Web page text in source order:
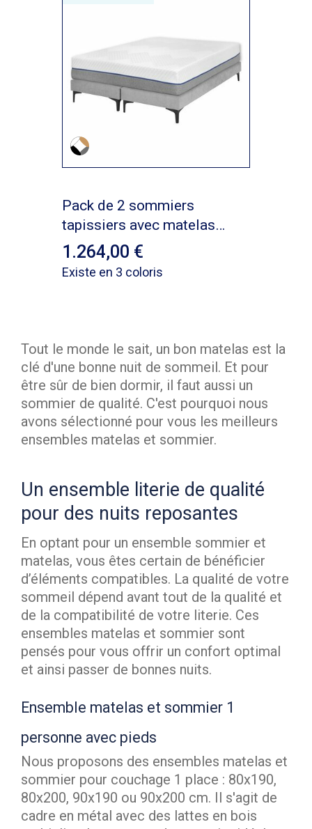
Pack de 2 sommiers
tapissiers avec matelas
Hiliana
1.264,00
Existe en 3 coloris
Tout le monde le sait, un bon matelas est la
clé d'une bonne nuit de sommeil. Et pour
être sûr de bien dormir, il faut aussi un
sommier de qualité. C'est pourquoi nous
avons sélectionné pour vous les meilleurs
ensembles matelas et sommier.
Un ensemble literie de qualité
pour des nuits reposantes
En optant pour un ensemble sommier et
matelas, vous êtes certain de bénéficier
d’éléments compatibles. La qualité de votre
sommeil dépend avant tout de la qualité et
de la compatibilité de votre literie. Ces
ensembles matelas et sommier sont
pensés pour vous offrir un confort optimal
et ainsi passer de bonnes nuits.
Ensemble matelas et sommier 1
personne avec pieds
Nous proposons des ensembles matelas et
sommier pour couchage 1 place : 80x190,
80x200, 90x190 ou 90x200 cm. Il s'agit de
cadre en métal avec des lattes en bois